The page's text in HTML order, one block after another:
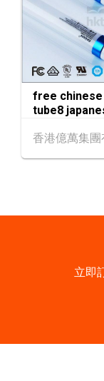
2-5
香港
香港
9-10
SEP
香港
一帶
9
SEP
香港
SEP
運輸
「香
free chinese
tube8
tubes zoo t8
立即